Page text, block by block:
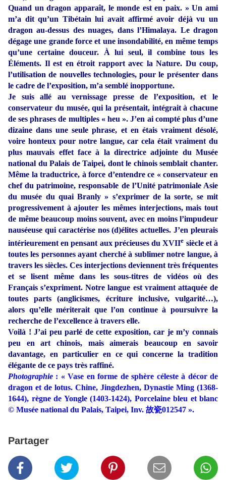
Quand un dragon apparaît, le monde est en paix. » Un ami
m’a dit qu’un Tibétain lui avait affirmé avoir déjà vu un
dragon au-dessus des nuages, dans l’Himalaya. Le dragon
dégage une grande force et une insondabilité, en même temps
qu’une certaine douceur. À lui seul, il combine tous les
Éléments. Il est en étroit rapport avec la Nature. Du coup,
l’utilisation de nouvelles technologies, pour le présenter dans
le cadre de l’exposition, m’a semblé inopportune.
Je suis allé au vernissage presse de l’exposition, et le
conservateur du musée, qui la présentait, intégrait à chacune
de ses phrases de multiples « heu ». J’en ai compté plus d’une
dizaine dans une seule phrase, et en étais vraiment désolé,
voire honteux pour notre langue, car cela était vraiment du
plus mauvais effet face à la directrice adjointe du Musée
national du Palais de Taipei, dont le chinois semblait chanter.
Même la traductrice, à force d’entendre ce « conservateur en
chef du patrimoine, responsable de l’Unité patrimoniale Asie
du musée du quai Branly » s’exprimer de la sorte, se mit
progressivement à ajouter les mêmes interjections, mais tout
de même beaucoup moins souvent, avec en moins l’impudeur
nauséeuse qui caractérise nos (d)élites actuelles. J’en pleurais
intérieurement en pensant aux précieuses du XVIIe siècle et à
toutes les personnes ayant cherché à sublimer notre langue, à
travers les siècles. Ces interjections deviennent très fréquentes
et se lisent même dans les sous-titres de vidéos où des
Français s’expriment. Notre langue est vraiment attaquée de
toutes parts (anglicismes, écriture inclusive, vulgarité…),
alors qu’elle mériterait que l’on continue à poursuivre la
recherche de l’excellence à travers elle.
Voilà ! J’ai peu parlé de cette exposition, car je m’y connais
peu en art chinois, mais aimerais beaucoup en savoir
davantage, en particulier en ce qui concerne la tradition
élégante de ce pays très raffiné.
Photographie : « Vase en forme de sphère céleste à décor de
dragon et de lotus. Chine, Jingdezhen, Dynastie Ming (1368-
1644), règne de Yongle (1403-1424), Porcelaine bleu et blanc
© Musée national du Palais, Taipei, Inv. 故瓷012547 ».
Partager